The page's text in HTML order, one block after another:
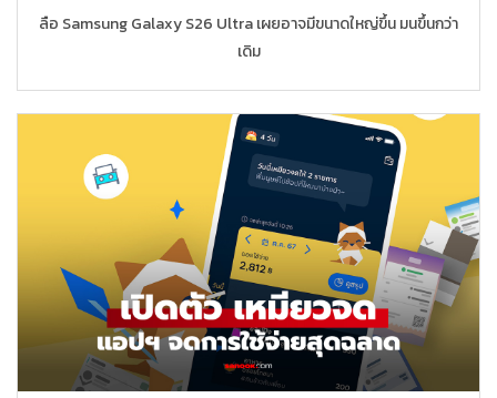
ลือ Samsung Galaxy S26 Ultra เผยอาจมีขนาดใหญ่ขึ้น มนขึ้นกว่า
เดิม